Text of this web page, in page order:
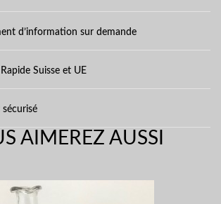
d’information sur demande
Suisse et UE
sécurisé
AIMEREZ AUSSI